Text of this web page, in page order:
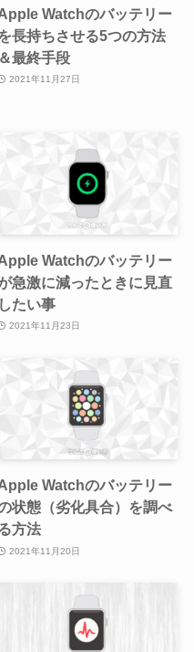
Watchのバッテリー
長持ちさせる5つの方法
＆最終手段
2021年11月27日
Watchのバッテリー
急激に減ったときに見直
したい事
2021年11月23日
Watchのバッテリー
状態（劣化具合）を調べ
方法
2021年11月20日